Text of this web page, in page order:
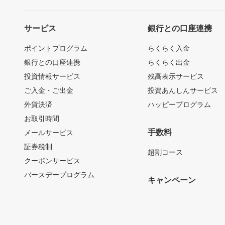
サービス
ポイントプログラム
銀行との口座連携
投資情報サービス
ご入金・ご出金
外貨決済
お取引時間
メールサービス
証券税制
クーポンサービス
バースデープログラム
銀行との口座連携
らくらく入金
らくらく出金
残高表示サービス
投資あんしんサービス
ハッピープログラム
手数料
超割コース
キャンペーン